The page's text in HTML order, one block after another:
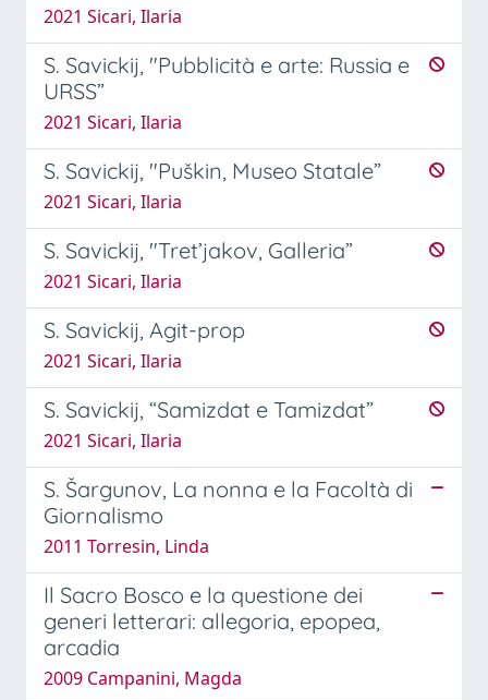
2021 Sicari, Ilaria
S. Savickij, "Pubblicità e arte: Russia e
URSS”
2021 Sicari, Ilaria
S. Savickij, "Puškin, Museo Statale”
2021 Sicari, Ilaria
S. Savickij, "Tret’jakov, Galleria”
2021 Sicari, Ilaria
S. Savickij, Agit-prop
2021 Sicari, Ilaria
S. Savickij, “Samizdat e Tamizdat”
2021 Sicari, Ilaria
S. Šargunov, La nonna e la Facoltà di
Giornalismo
2011 Torresin, Linda
Il Sacro Bosco e la questione dei
generi letterari: allegoria, epopea,
arcadia
2009 Campanini, Magda